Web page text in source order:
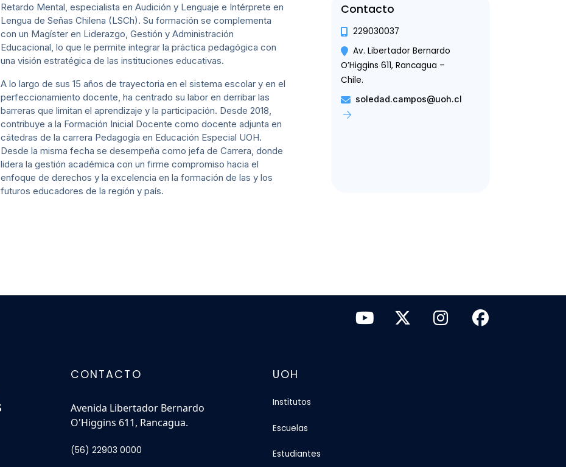
Retardo Mental, especialista en Audición y Lenguaje e Intérprete en
Lengua de Señas Chilena (LSCh). Su formación se complementa
con un Magíster en Liderazgo, Gestión y Administración
Educacional, lo que le permite integrar la práctica pedagógica con
una visión estratégica de las instituciones educativas.
A lo largo de sus 15 años de trayectoria en el sistema escolar y en el
perfeccionamiento docente, ha centrado su labor en derribar las
barreras que limitan el aprendizaje y la participación. Desde 2018,
contribuye a la Formación Inicial Docente como docente adjunta en
cátedras de la carrera Pedagogía en Educación Especial UOH.
Desde la misma fecha se desempeña como jefa de Carrera, donde
lidera la gestión académica con un firme compromiso hacia el
enfoque de derechos y la excelencia en la formación de las y los
futuros educadores de la región y país.
Contacto
229030037
Av. Libertador Bernardo
O’Higgins 611, Rancagua –
Chile.
soledad.campos@uoh.cl
CONTACTO
Avenida Libertador Bernardo
O'Higgins 611, Rancagua.
(56) 22903 0000
UOH
Institutos
Escuelas
Estudiantes